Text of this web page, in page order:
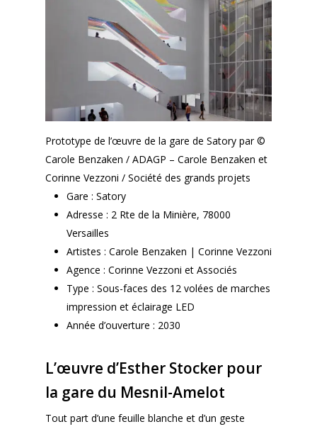
Prototype de l’œuvre de la gare de Satory par ©
Carole Benzaken / ADAGP – Carole Benzaken et
Corinne Vezzoni / Société des grands projets
Gare : Satory
Adresse : 2 Rte de la Minière, 78000
Versailles
Artistes : Carole Benzaken | Corinne Vezzoni
Agence : Corinne Vezzoni et Associés
Type : Sous-faces des 12 volées de marches
impression et éclairage LED
Année d’ouverture : 2030
L’œuvre d’Esther Stocker pour
la gare du Mesnil-Amelot
Tout part d’une feuille blanche et d’un geste